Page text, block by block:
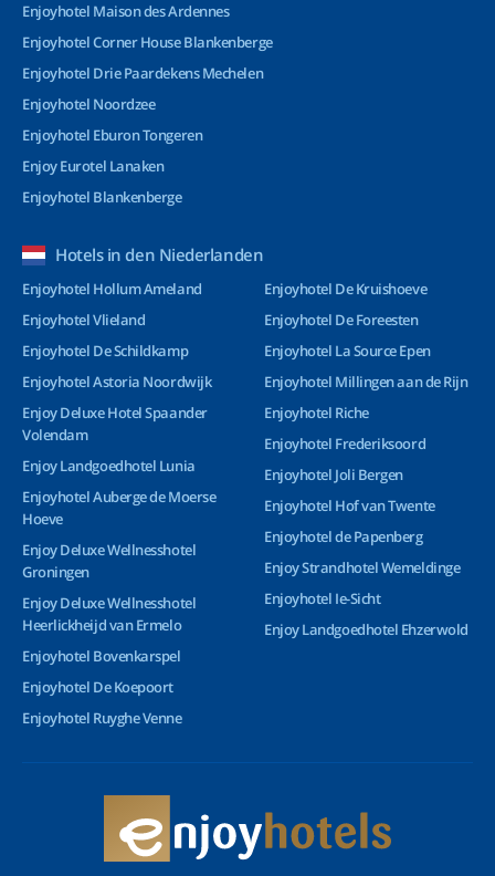
Enjoyhotel Maison des Ardennes
Enjoyhotel Corner House Blankenberge
Enjoyhotel Drie Paardekens Mechelen
Enjoyhotel Noordzee
Enjoyhotel Eburon Tongeren
Enjoy Eurotel Lanaken
Enjoyhotel Blankenberge
Hotels in den Niederlanden
Enjoyhotel Hollum Ameland
Enjoyhotel Vlieland
Enjoyhotel De Schildkamp
Enjoyhotel Astoria Noordwijk
Enjoy Deluxe Hotel Spaander
Volendam
Enjoy Landgoedhotel Lunia
Enjoyhotel Auberge de Moerse
Hoeve
Enjoy Deluxe Wellnesshotel
Groningen
Enjoy Deluxe Wellnesshotel
Heerlickheijd van Ermelo
Enjoyhotel Bovenkarspel
Enjoyhotel De Koepoort
Enjoyhotel Ruyghe Venne
Enjoyhotel De Kruishoeve
Enjoyhotel De Foreesten
Enjoyhotel La Source Epen
Enjoyhotel Millingen aan de Rijn
Enjoyhotel Riche
Enjoyhotel Frederiksoord
Enjoyhotel Joli Bergen
Enjoyhotel Hof van Twente
Enjoyhotel de Papenberg
Enjoy Strandhotel Wemeldinge
Enjoyhotel Ie-Sicht
Enjoy Landgoedhotel Ehzerwold